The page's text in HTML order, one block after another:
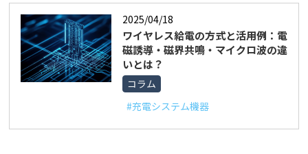
2025/04/18
ワイヤレス給電の方式と活用例：電
磁誘導・磁界共鳴・マイクロ波の違
いとは？
コラム
#充電システム機器